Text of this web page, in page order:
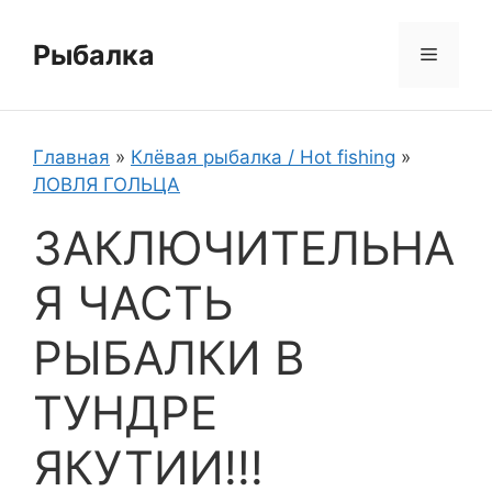
содержимому
Рыбалка Меню
Главная » Клёвая рыбалка / Hot fishing »
ЛОВЛЯ ГОЛЬЦА
ЗАКЛЮЧИТЕЛЬНА
Я ЧАСТЬ
РЫБАЛКИ В
ТУНДРЕ
ЯКУТИИ!!!